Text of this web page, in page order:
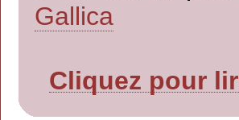
Gallica
Cliquez pour